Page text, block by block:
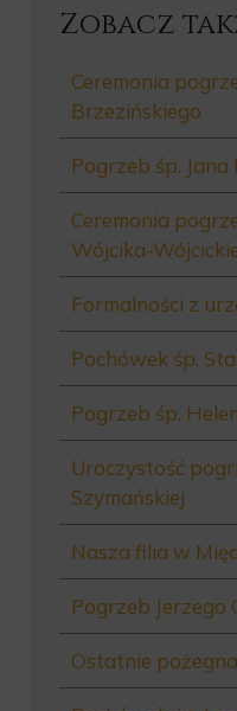
Zobacz
Ceremonia
Brzezińskiego
Pogrzeb śp.
Ceremonia
Wójcika-
Formalności z
Pochówek śp.
Pogrzeb śp.
Uroczystość
Szymańskiej
Nasza filia w
Pogrzeb Jerzego
Ostatnie